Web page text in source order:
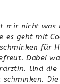
mir nicht was
es geht mit
für
Dabei
Und die
Die